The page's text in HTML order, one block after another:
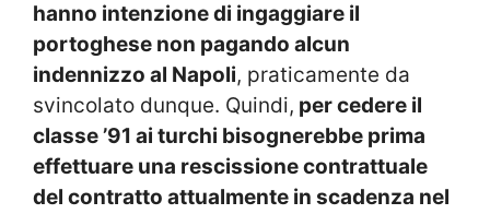
hanno intenzione di ingaggiare il
portoghese non pagando alcun
indennizzo al Napoli, praticamente da
svincolato dunque. Quindi, per cedere il
classe ’91 ai turchi bisognerebbe prima
effettuare una rescissione contrattuale
del contratto attualmente in scadenza nel